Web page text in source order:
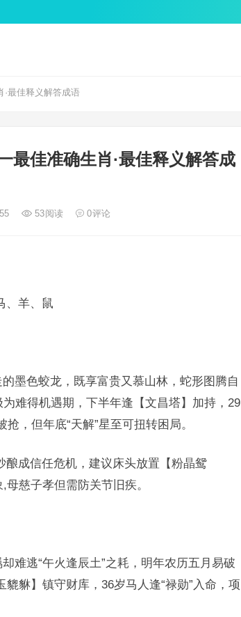
·最佳释义解答成语
最佳准确生肖·最佳释义解答成
53阅读 0评论
、羊、鼠
墨色蛟龙，既享富贵又慕山林，蛇形图腾自
难得机遇期，下半年逢【文昌塔】加持，29
，但年底“天解”星至可扭转困局。
成信任危机，建议床头放置【粉晶鸳
慈子孝但需防关节旧疾。
难逃“午火逢辰土”之耗，明年农历五月易破
貅】镇守财库，36岁马人逢“禄勋”入命，项